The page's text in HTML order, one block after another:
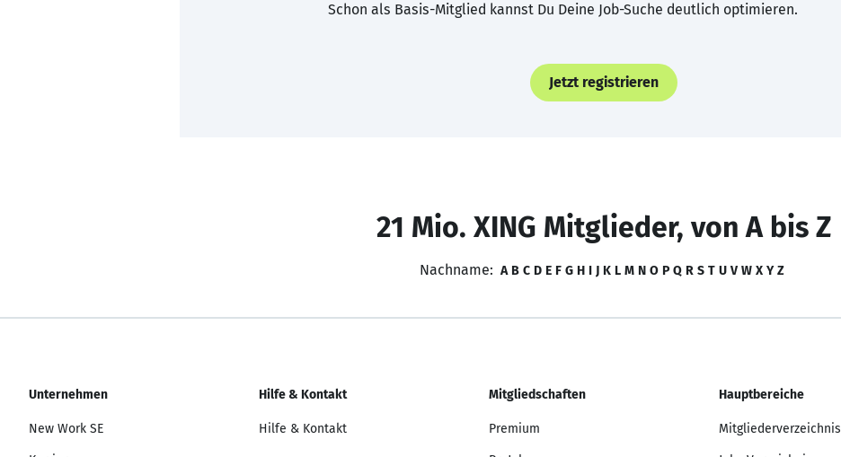
Schon als Basis-Mitglied kannst Du Deine Job-Suche deutlich optimieren.
Jetzt registrieren
21 Mio. XING Mitglieder, von A bis Z
Nachname: A B C D E F G H I J K L M N O P Q R S T U V W X Y Z
Unternehmen
New Work SE
Hilfe & Kontakt
Hilfe & Kontakt
Mitgliedschaften
Premium
Hauptbereiche
Mitgliederverzeichnis